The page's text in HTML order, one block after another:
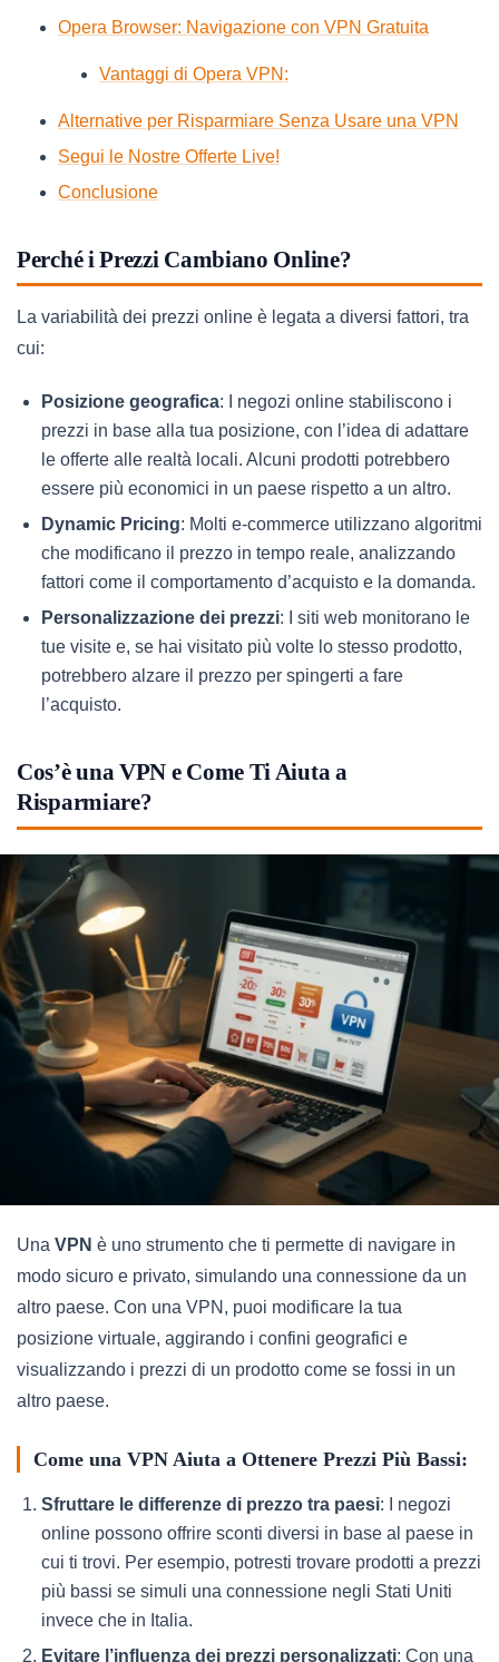
Opera Browser: Navigazione con VPN Gratuita
Vantaggi di Opera VPN:
Alternative per Risparmiare Senza Usare una VPN
Segui le Nostre Offerte Live!
Conclusione
Perché i Prezzi Cambiano Online?
La variabilità dei prezzi online è legata a diversi fattori, tra
cui:
Posizione geografica: I negozi online stabiliscono i
prezzi in base alla tua posizione, con l’idea di adattare
le offerte alle realtà locali. Alcuni prodotti potrebbero
essere più economici in un paese rispetto a un altro.
Dynamic Pricing: Molti e-commerce utilizzano algoritmi
che modificano il prezzo in tempo reale, analizzando
fattori come il comportamento d’acquisto e la domanda.
Personalizzazione dei prezzi: I siti web monitorano le
tue visite e, se hai visitato più volte lo stesso prodotto,
potrebbero alzare il prezzo per spingerti a fare
l’acquisto.
Cos’è una VPN e Come Ti Aiuta a
Risparmiare?
Una VPN è uno strumento che ti permette di navigare in
modo sicuro e privato, simulando una connessione da un
altro paese. Con una VPN, puoi modificare la tua
posizione virtuale, aggirando i confini geografici e
visualizzando i prezzi di un prodotto come se fossi in un
altro paese.
Come una VPN Aiuta a Ottenere Prezzi Più Bassi:
Sfruttare le differenze di prezzo tra paesi: I negozi
online possono offrire sconti diversi in base al paese in
cui ti trovi. Per esempio, potresti trovare prodotti a prezzi
più bassi se simuli una connessione negli Stati Uniti
invece che in Italia.
Evitare l’influenza dei prezzi personalizzati: Con una